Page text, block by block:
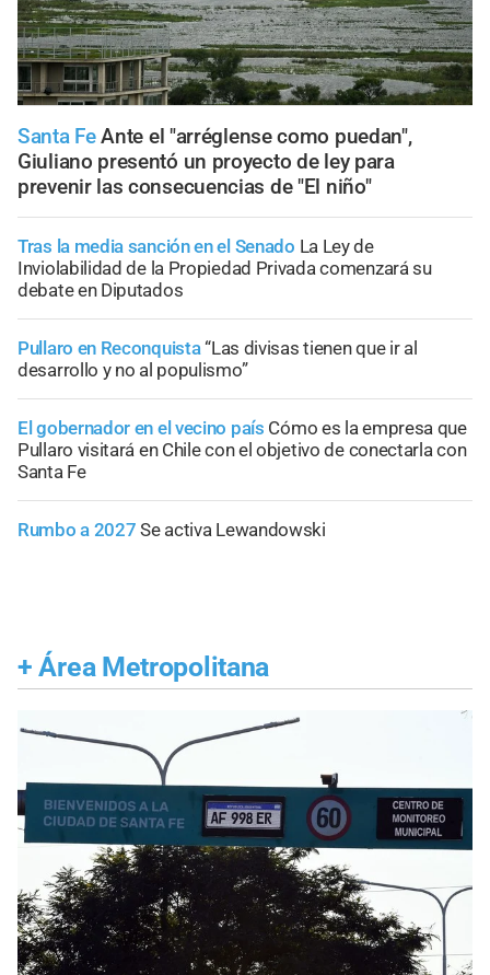
Santa Fe Ante el "arréglense como puedan",
Giuliano presentó un proyecto de ley para
prevenir las consecuencias de "El niño"
Tras la media sanción en el Senado La Ley de
Inviolabilidad de la Propiedad Privada comenzará su
debate en Diputados
Pullaro en Reconquista“Las divisas tienen que ir al
desarrollo y no al populismo”
El gobernador en el vecino país Cómo es la empresa que
Pullaro visitará en Chile con el objetivo de conectarla con
Santa Fe
Rumbo a 2027 Se activa Lewandowski
+ Área Metropolitana